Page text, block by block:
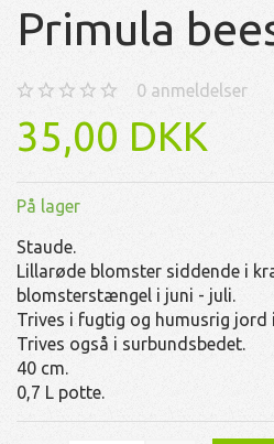
Primula
0 anmeldelser
35,00 DKK
På lager
Staude.
Lillarøde blomster siddende i
blomsterstængel i juni - juli.
Trives i fugtig og humusrig jord
Trives også i surbundsbedet.
40 cm.
0,7 L potte.